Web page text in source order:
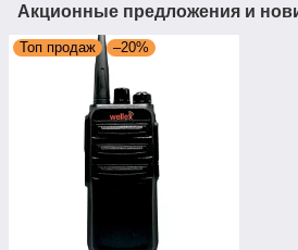
Акционные предложения и
Топ продаж –20%